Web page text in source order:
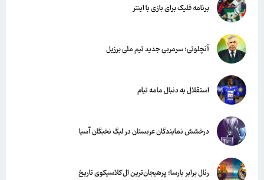
برنامه فلیک برای بازی با اینتر
آنچلوتی؛ سرمربی جدید تیم ملی برزیل
استقلال به دنبال مامه تیام
درخشش نمایندگان عربستان در لیگ نخبگان آسیا
رئال برابر بارسا؛ پرهیجان‌‌ترین ال‌کلاسیکوی تاریخ